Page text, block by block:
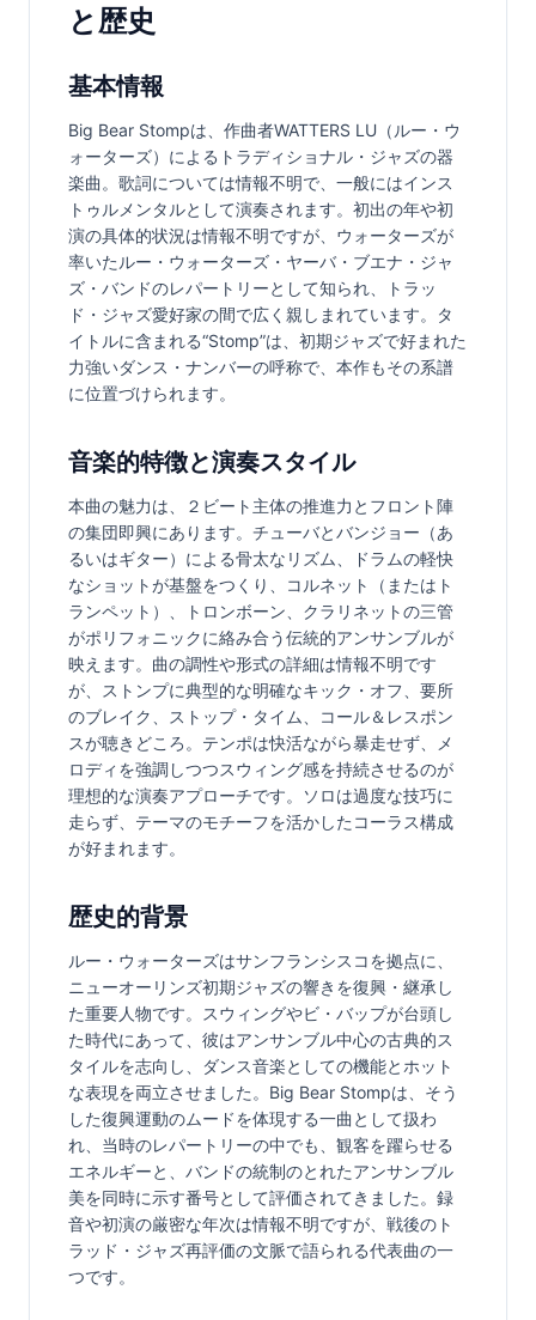
と歴史
基本情報
Big Bear Stompは、作曲者WATTERS LU（ルー・ウ
ォーターズ）によるトラディショナル・ジャズの器
楽曲。歌詞については情報不明で、一般にはインス
トゥルメンタルとして演奏されます。初出の年や初
演の具体的状況は情報不明ですが、ウォーターズが
率いたルー・ウォーターズ・ヤーバ・ブエナ・ジャ
ズ・バンドのレパートリーとして知られ、トラッ
ド・ジャズ愛好家の間で広く親しまれています。タ
イトルに含まれる“Stomp”は、初期ジャズで好まれた
力強いダンス・ナンバーの呼称で、本作もその系譜
に位置づけられます。
音楽的特徴と演奏スタイル
本曲の魅力は、２ビート主体の推進力とフロント陣
の集団即興にあります。チューバとバンジョー（あ
るいはギター）による骨太なリズム、ドラムの軽快
なショットが基盤をつくり、コルネット（またはト
ランペット）、トロンボーン、クラリネットの三管
がポリフォニックに絡み合う伝統的アンサンブルが
映えます。曲の調性や形式の詳細は情報不明です
が、ストンプに典型的な明確なキック・オフ、要所
のブレイク、ストップ・タイム、コール＆レスポン
スが聴きどころ。テンポは快活ながら暴走せず、メ
ロディを強調しつつスウィング感を持続させるのが
理想的な演奏アプローチです。ソロは過度な技巧に
走らず、テーマのモチーフを活かしたコーラス構成
が好まれます。
歴史的背景
ルー・ウォーターズはサンフランシスコを拠点に、
ニューオーリンズ初期ジャズの響きを復興・継承し
た重要人物です。スウィングやビ・バップが台頭し
た時代にあって、彼はアンサンブル中心の古典的ス
タイルを志向し、ダンス音楽としての機能とホット
な表現を両立させました。Big Bear Stompは、そう
した復興運動のムードを体現する一曲として扱わ
れ、当時のレパートリーの中でも、観客を躍らせる
エネルギーと、バンドの統制のとれたアンサンブル
美を同時に示す番号として評価されてきました。録
音や初演の厳密な年次は情報不明ですが、戦後のト
ラッド・ジャズ再評価の文脈で語られる代表曲の一
つです。